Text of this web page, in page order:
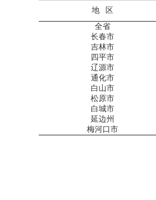
地 区
全省
长春市
吉林市
四平市
辽源市
通化市
白山市
松原市
白城市
延边州
梅河口市